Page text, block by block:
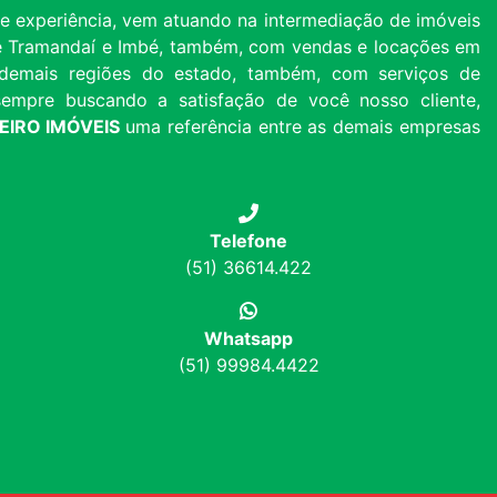
experiência, vem atuando na intermediação de imóveis
e Imbé, também, com vendas e locações em
regiões do estado, também, com serviços de
buscando a satisfação de você nosso cliente,
IMÓVEIS uma referência entre as demais empresas
Telefone
(51) 36614.422
Whatsapp
(51) 99984.4422